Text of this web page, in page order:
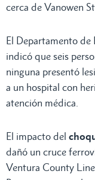
cerca de Vanowen
El Departamento de
indicó que seis
ninguna presentó
a un hospital con
atención médica.
El impacto del
dañó un cruce
Ventura County